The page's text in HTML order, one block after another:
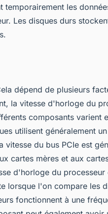
temporairement les
Les disques durs
dépend de plusieurs
la vitesse d'horloge du
composants varient
utilisent généralement
vitesse du bus PCIe est
cartes mères et aux
d'horloge du processeur
lorsque l'on compare les
fonctionnent à une